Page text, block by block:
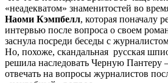
«неадекватом» знаменитостей во
Наоми Кэмпбелл, которая поначалу
интервью после вопроса о своем
заснула посреди беседы с
Но, похоже, скандальная русская
решила наследовать Черную Пантеру
отвечать на вопросы журналистов